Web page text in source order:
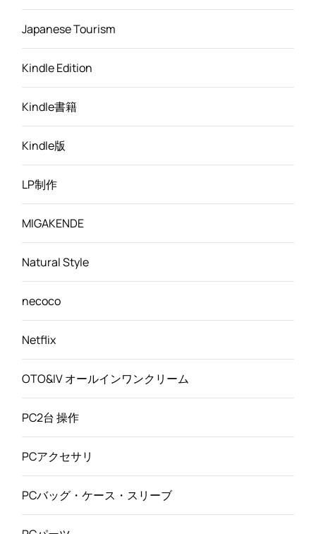
Japanese Tourism
Kindle Edition
Kindle書籍
Kindle版
LP制作
MIGAKENDE
Natural Style
necoco
Netflix
OTO&IV オールインワンクリーム
PC2台 操作
PCアクセサリ
PCバッグ・ケース・スリーブ